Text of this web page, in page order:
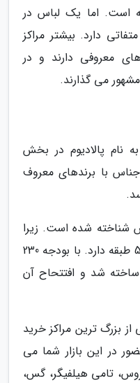
است. اما یک لباس در
دارد. بیشتر مراکز
معروفی دارند و در
می گذارند.
نام پالادیوم در بخش
با برندهای معروف
شناخته شده است. زیرا
یک نمای بیرونی شیشه ای بزرگ 5 طبقه دارد. با بودجه 230
ساخته شد و افتتحاح آن
مغازه به یکی از بزرگ ترین مراکز خرید
در این بازار شما می
تامی هیلفیگر، گس،